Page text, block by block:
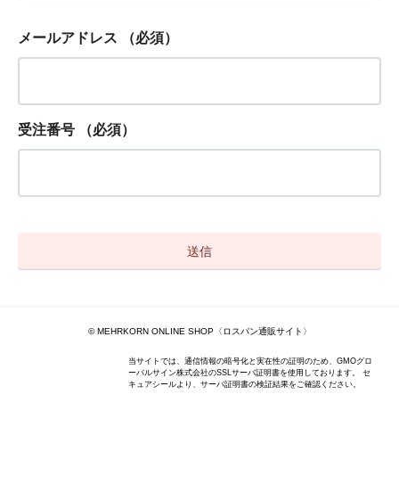
メールアドレス （必須）
受注番号 （必須）
©︎ MEHRKORN ONLINE SHOP〈ロスパン通販サイト〉
当サイトでは、通信情報の暗号化と実在性の証明のため、GMOグロ
ーバルサイン株式会社のSSLサーバ証明書を使用しております。 セ
キュアシールより、サーバ証明書の検証結果をご確認ください。